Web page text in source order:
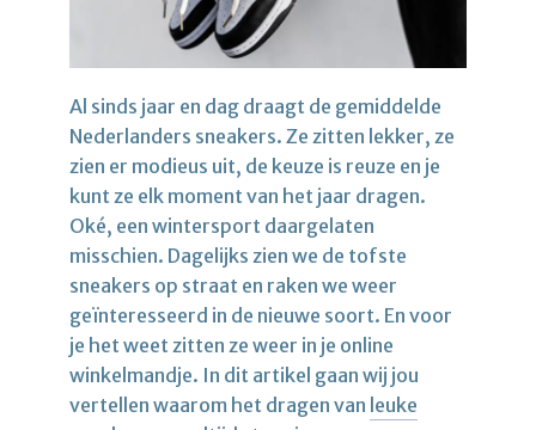
Al sinds jaar en dag draagt de gemiddelde
Nederlanders sneakers. Ze zitten lekker, ze
zien er modieus uit, de keuze is reuze en je
kunt ze elk moment van het jaar dragen.
Oké, een wintersport daargelaten
misschien. Dagelijks zien we de tofste
sneakers op straat en raken we weer
geïnteresseerd in de nieuwe soort. En voor
je het weet zitten ze weer in je online
winkelmandje. In dit artikel gaan wij jou
vertellen waarom het dragen van leuke